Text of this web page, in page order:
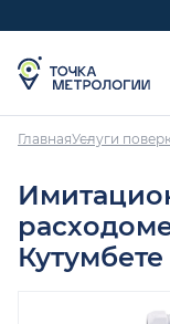
ГлавнаяУслуги
Кутумбете